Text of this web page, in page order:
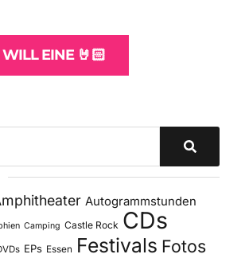
WILL EINE 🤘🏻
Autogrammstunden
Camping Castle Rock CDs
EPs Essen Festivals Fotos